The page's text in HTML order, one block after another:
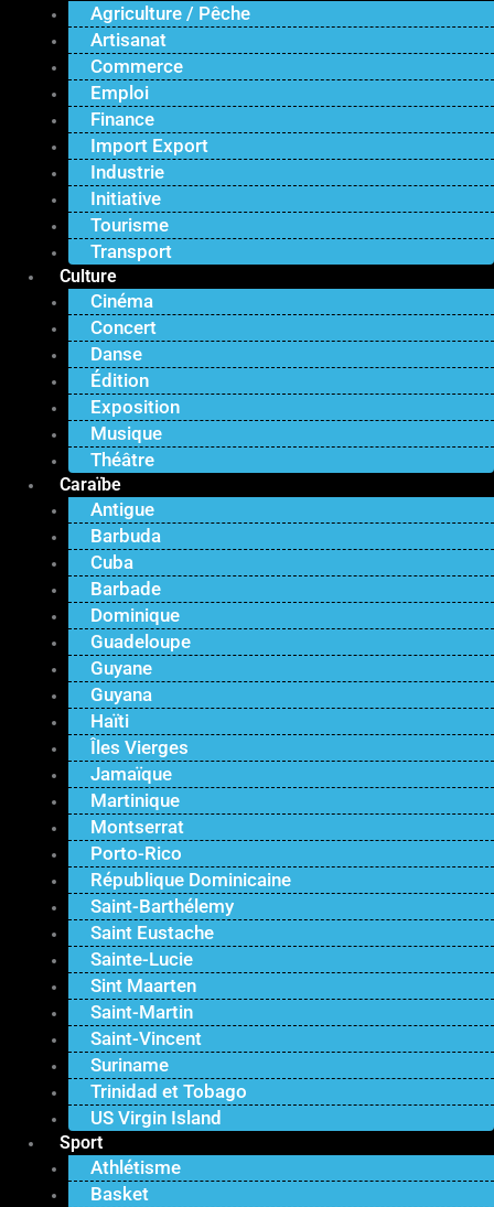
Agriculture / Pêche
Artisanat
Commerce
Emploi
Finance
Import Export
Industrie
Initiative
Tourisme
Transport
Culture
Cinéma
Concert
Danse
Édition
Exposition
Musique
Théâtre
Caraïbe
Antigue
Barbuda
Cuba
Barbade
Dominique
Guadeloupe
Guyane
Guyana
Haïti
Îles Vierges
Jamaïque
Martinique
Montserrat
Porto-Rico
République Dominicaine
Saint-Barthélemy
Saint Eustache
Sainte-Lucie
Sint Maarten
Saint-Martin
Saint-Vincent
Suriname
Trinidad et Tobago
US Virgin Island
Sport
Athlétisme
Basket